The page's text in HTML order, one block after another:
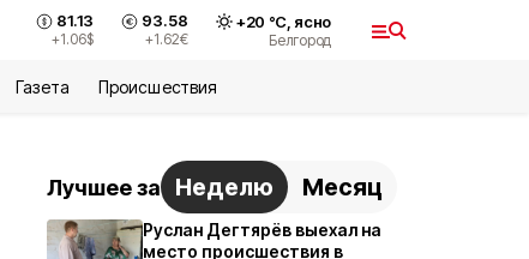
81.13
+1.06$
93.58
+1.62€
+20 °С, ясно
Белгород
Газета Происшествия
Лучшее за Неделю Месяц
Руслан Дегтярёв выехал на
место происшествия в